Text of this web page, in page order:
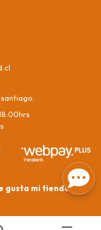
gusta mi tienda? Yo